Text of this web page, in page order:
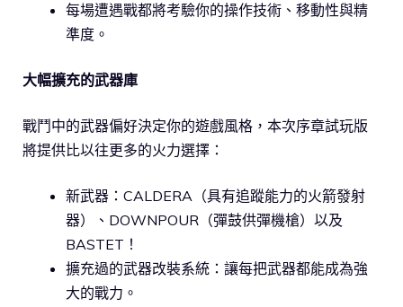
每場遭遇戰都將考驗你的操作技術、移動性與精
準度。
大幅擴充的武器庫
戰鬥中的武器偏好決定你的遊戲風格，本次序章試玩版
將提供比以往更多的火力選擇：
新武器：CALDERA（具有追蹤能力的火箭發射
器）、DOWNPOUR（彈鼓供彈機槍）以及
BASTET！
擴充過的武器改裝系統：讓每把武器都能成為強
大的戰力。